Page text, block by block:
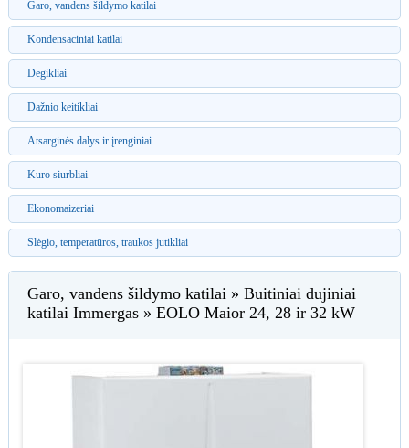
Garo, vandens šildymo katilai
Kondensaciniai katilai
Degikliai
Dažnio keitikliai
Atsarginės dalys ir įrenginiai
Kuro siurbliai
Ekonomaizeriai
Slėgio, temperatūros, traukos jutikliai
Garo, vandens šildymo katilai » Buitiniai dujiniai
katilai Immergas » EOLO Maior 24, 28 ir 32 kW